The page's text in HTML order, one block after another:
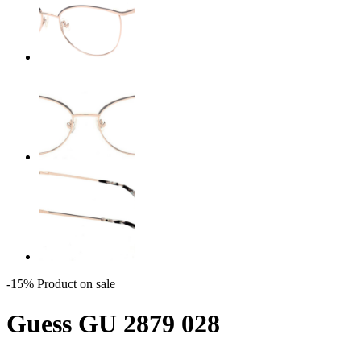
-15% Product on sale
Guess GU 2879 028